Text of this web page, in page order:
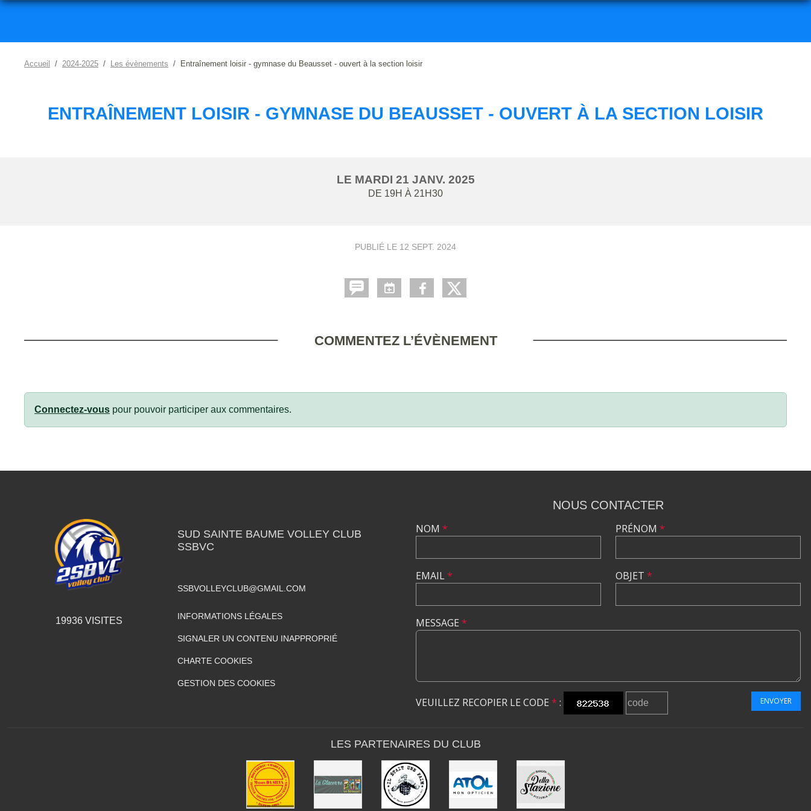
Accueil 2024-2025 Les évènements Entraînement loisir - gymnase du Beausset - ouvert à la section loisir
ENTRAÎNEMENT LOISIR - GYMNASE DU BEAUSSET - OUVERT À LA SECTION LOISIR
LE MARDI 21 JANV. 2025
DE 19H À 21H30
PUBLIÉ LE 12 SEPT. 2024
COMMENTEZ L’ÉVÈNEMENT
Connectez-vous pour pouvoir participer aux commentaires.
19936VISITES
SUD SAINTE BAUME VOLLEY CLUB
SSBVC
SSBVOLLEYCLUB@GMAIL.COM
INFORMATIONS LÉGALES
SIGNALER UN CONTENU INAPPROPRIÉ
CHARTE COOKIES
GESTION DES COOKIES
NOUS CONTACTER
NOM *
EMAIL*
PRÉNOM *
OBJET *
MESSAGE *
VEUILLEZ RECOPIER LE CODE * : ENVOYER
LES PARTENAIRES DU CLUB